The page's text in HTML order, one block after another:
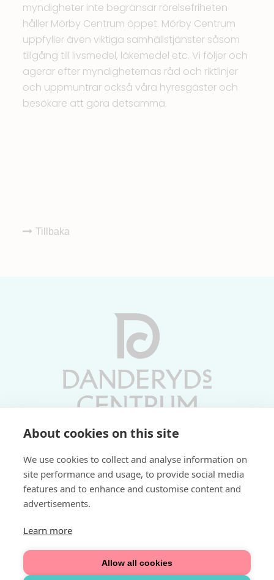
About cookies on this site
We use cookies to collect and analyse information on
site performance and usage, to provide social media
features and to enhance and customise content and
advertisements.
Learn more
Allow all cookies
myndigheter inte begränsar rörelsefriheten
håller Mörby Centrum öppet. Mörby Centrum
uppfyller även viktiga samhällstjänster såsom
tillgång till livsmedel, läkemedel etc. Vi följer och
agerar efter myndigheternas råd och riktlinjer
och uppmuntrar också våra hyresgäster och
besökare att göra detsamma.
Tillbaka
Söndagar 11-17 | Livs 07-22
Fri parkering i P-hus:
Välkommen